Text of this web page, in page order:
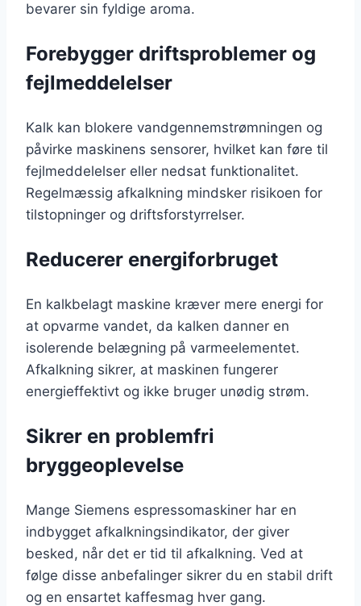
bevarer sin fyldige aroma.
Forebygger driftsproblemer og
fejlmeddelelser
Kalk kan blokere vandgennemstrømningen og
påvirke maskinens sensorer, hvilket kan føre til
fejlmeddelelser eller nedsat funktionalitet.
Regelmæssig afkalkning mindsker risikoen for
tilstopninger og driftsforstyrrelser.
Reducerer energiforbruget
En kalkbelagt maskine kræver mere energi for
at opvarme vandet, da kalken danner en
isolerende belægning på varmeelementet.
Afkalkning sikrer, at maskinen fungerer
energieffektivt og ikke bruger unødig strøm.
Sikrer en problemfri
bryggeoplevelse
Mange Siemens espressomaskiner har en
indbygget afkalkningsindikator, der giver
besked, når det er tid til afkalkning. Ved at
følge disse anbefalinger sikrer du en stabil drift
og en ensartet kaffesmag hver gang.